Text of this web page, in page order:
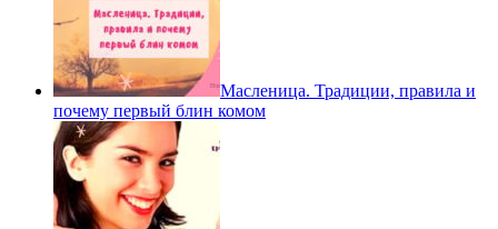
Масленица. Традиции, правила и
почему первый блин комом